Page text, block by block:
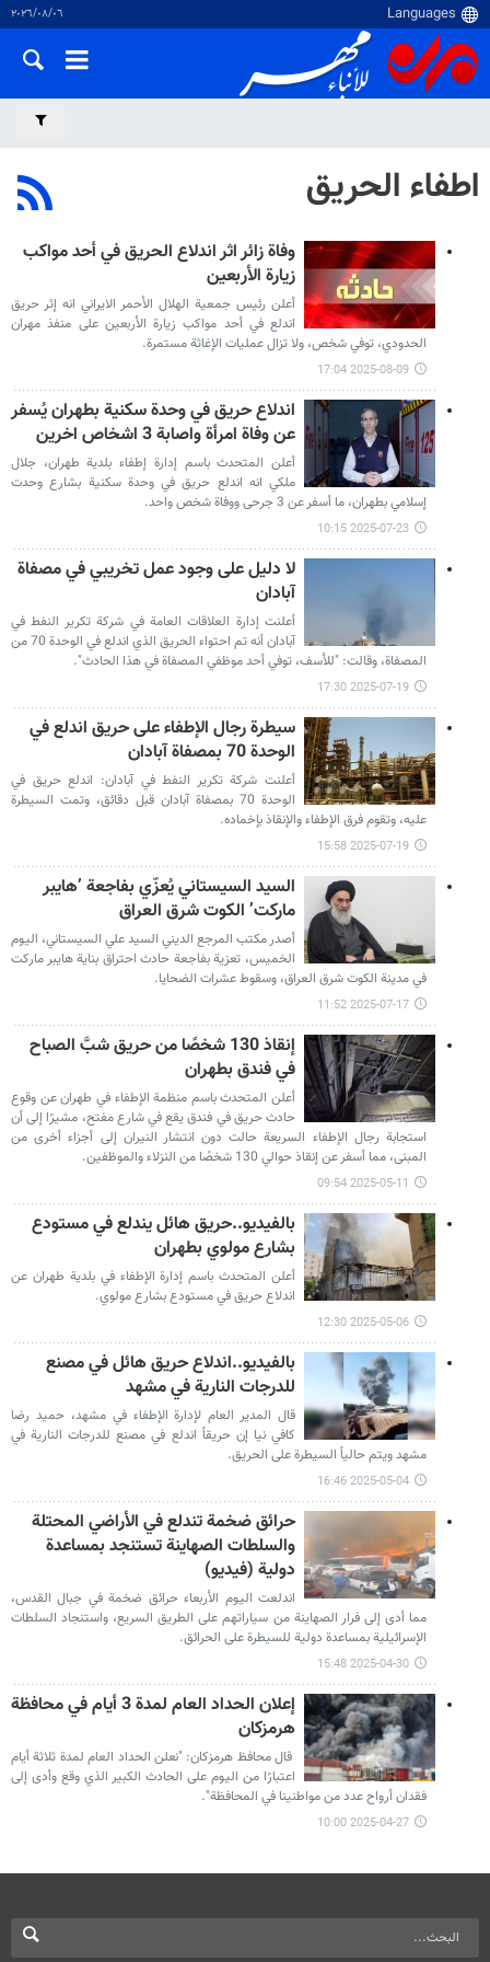
٠٦‏/٠٨‏/٢٠٢٦
اطفاء الحريق
وفاة زائر اثر اندلاع الحريق في أحد مواكب
زيارة الأربعين
أعلن رئيس جمعية الهلال الأحمر الايراني انه إثر حريق
اندلع في أحد مواكب زيارة الأربعين على منفذ مهران
الحدودي، توفي شخص، ولا تزال عمليات الإغاثة مستمرة.
2025-08-09 17:04
اندلاع حريق في وحدة سكنية بطهران يُسفر
عن وفاة امرأة واصابة 3 اشخاص اخرين
أعلن المتحدث باسم إدارة إطفاء بلدية طهران، جلال
ملكي انه اندلع حريق في وحدة سكنية بشارع وحدت
إسلامي بطهران، ما أسفر عن 3 جرحى ووفاة شخص واحد.
2025-07-23 10:15
لا دليل على وجود عمل تخريبي في مصفاة
آبادان
أعلنت إدارة العلاقات العامة في شركة تكرير النفط في
آبادان أنه تم احتواء الحريق الذي اندلع في الوحدة 70 من
المصفاة، وقالت: "للأسف، توفي أحد موظفي المصفاة في هذا الحادث".
2025-07-19 17:30
سیطرة رجال الإطفاء على حريق اندلع في
الوحدة 70 بمصفاة آبادان
أعلنت شركة تكرير النفط في آبادان: اندلع حريق في
الوحدة 70 بمصفاة آبادان قبل دقائق، وتمت السيطرة
عليه، وتقوم فرق الإطفاء والإنقاذ بإخماده.
2025-07-19 15:58
السيد السيستاني يُعزّي بفاجعة ’هايبر
ماركت’ الكوت شرق العراق
أصدر مكتب المرجع الديني السيد علي السيستاني، اليوم
الخميس، تعزية بفاجعة حادث احتراق بناية هايبر ماركت
في مدينة الكوت شرق العراق، وسقوط عشرات الضحايا.
2025-07-17 11:52
إنقاذ 130 شخصًا من حريق شبَّ الصباح
في فندق بطهران
أعلن المتحدث باسم منظمة الإطفاء في طهران عن وقوع
حادث حريق في فندق يقع في شارع مفتح، مشيرًا إلى أن
استجابة رجال الإطفاء السريعة حالت دون انتشار النيران إلى أجزاء أخرى من
المبنى، مما أسفر عن إنقاذ حوالي 130 شخصًا من النزلاء والموظفين.
2025-05-11 09:54
بالفيديو..حريق هائل يندلع في مستودع
بشارع مولوي بطهران
أعلن المتحدث باسم إدارة الإطفاء في بلدية طهران عن
اندلاع حريق في مستودع بشارع مولوي.
2025-05-06 12:30
بالفيديو..اندلاع حريق هائل في مصنع
للدرجات النارية في مشهد
قال المدير العام لإدارة الإطفاء في مشهد، حميد رضا
كافي نيا إن حريقاً اندلع في مصنع للدرجات النارية في
مشهد ويتم حالياً السيطرة على الحريق.
2025-05-04 16:46
حرائق ضخمة تندلع في الأراضي المحتلة
والسلطات الصهاينة تستنجد بمساعدة
دولية (فيديو)
اندلعت اليوم الأربعاء حرائق ضخمة في جبال القدس،
مما أدى إلى فرار الصهاينة من سياراتهم على الطريق السريع، واستنجاد السلطات
الإسرائيلية بمساعدة دولية للسيطرة على الحرائق.
2025-04-30 15:48
إعلان الحداد العام لمدة 3 أيام في محافظة
هرمزكان
قال محافظ هرمزكان: "نعلن الحداد العام لمدة ثلاثة أيام
اعتبارًا من اليوم على الحادث الكبير الذي وقع وأدى إلى
فقدان أرواح عدد من مواطنينا في المحافظة".
2025-04-27 10:00